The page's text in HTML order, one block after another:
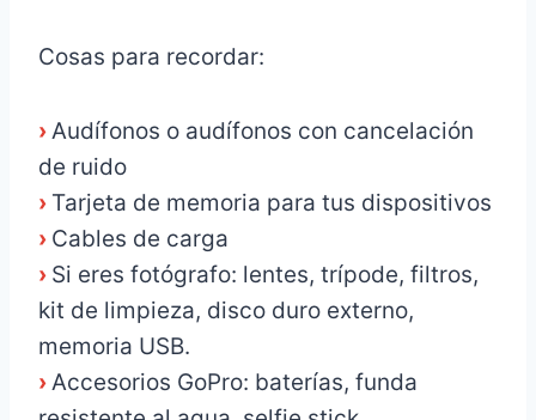
Cosas para recordar:
›Audífonos o audífonos con cancelación
de ruido
› Tarjeta de memoria para tus dispositivos
› Cables de carga
› Si eres fotógrafo: lentes, trípode, filtros,
kit de limpieza, disco duro externo,
memoria USB.
›Accesorios GoPro: baterías, funda